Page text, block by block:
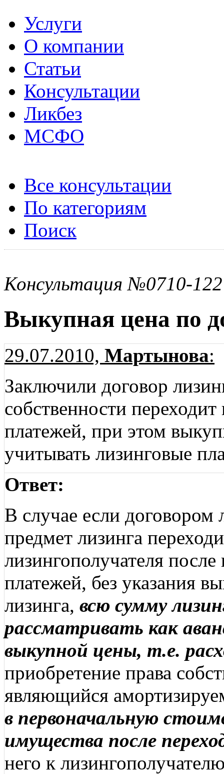
Услуги
О компании
Статьи
Консультации
Ликбез
МСФО
Все консультации
По категориям
Поиск
Консультация №0710-122
Выкупная цена по
29.07.2010, Мартынова:
Заключили договор
собственности
платежей, при этом
учитывать лизинговые
Ответ:
В случае если договором
предмет лизинга
лизингополучателя
платежей, без указания
лизинга, всю сумму
рассматривать как
выкупной цены, т.е.
приобретение права
являющийся
в первоначальную
имущества после
него к